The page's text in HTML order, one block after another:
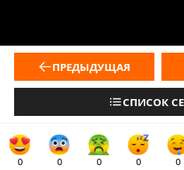
ПРЕДЫДУЩАЯ
СПИСОК
0 0 0 0 0